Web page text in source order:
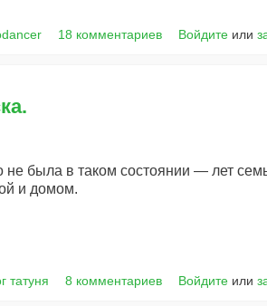
18 комментариев Войдите или
не была в таком состоянии — лет
и домом.
татуня 8 комментариев Войдите или